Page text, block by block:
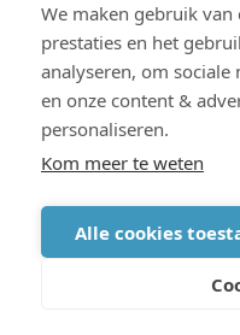
We maken gebruik
prestaties en het
analyseren, om
en onze content &
personaliseren.
Kom meer te weten
Alle cookies
de maakindustrie tonen
verminderen en het
werden reeds
impact op de kwaliteit
technologie in